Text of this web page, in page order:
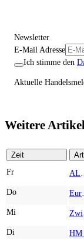
Newsletter
E-Mail Adresse
Ich stimme den
Aktuelle
Weitere
Zeit
Fr
Do
Mi
Di